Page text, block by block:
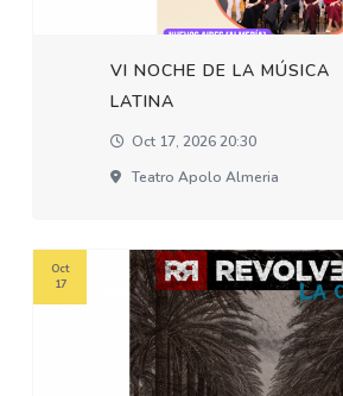
VI NOCHE DE LA MÚSICA
LATINA
Oct 17, 2026 20:30
Teatro Apolo Almeria
Oct
17